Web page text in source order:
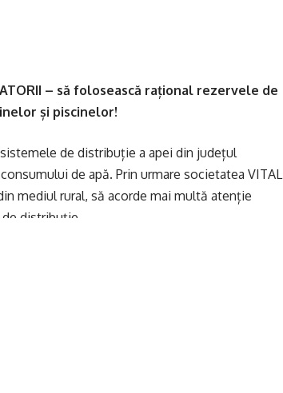
– să folosească rațional rezervele de
și piscinelor!
de distribuție a apei din județul
de apă. Prin urmare societatea VITAL
mediul rural, să acorde mai multă atenție
distribuție.